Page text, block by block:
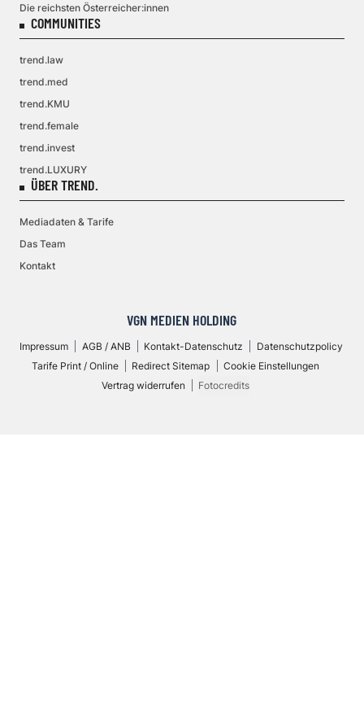
Die reichsten Österreicher:innen
COMMUNITIES
trend.law
trend.med
trend.KMU
trend.female
trend.invest
trend.LUXURY
ÜBER TREND.
Mediadaten & Tarife
Das Team
Kontakt
VGN MEDIEN HOLDING
Impressum AGB / ANB Kontakt-Datenschutz
Datenschutzpolicy
Tarife Print / Online
Redirect Sitemap
Cookie Einstellungen
Vertrag widerrufen
Fotocredits